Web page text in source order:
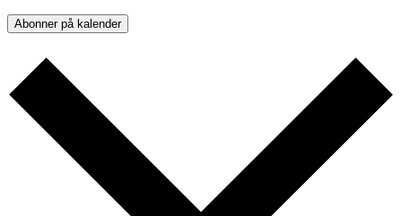
Abonner på kalender